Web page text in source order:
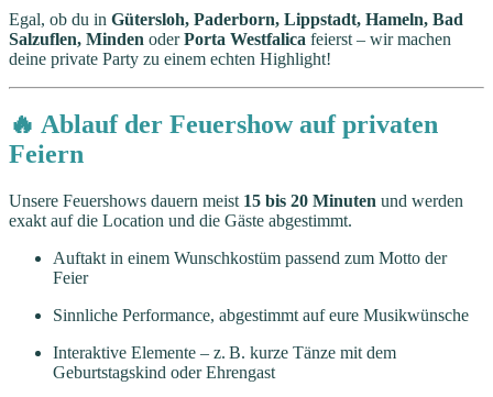
Egal, ob du in Gütersloh, Paderborn, Lippstadt, Hameln, Bad
Salzuflen, Minden oderPorta Westfalica feierst – wir machen
deine private Party zu einem echten Highlight!
🔥 Ablauf der Feuershow auf privaten
Feiern
Unsere Feuershows dauern meist 15 bis 20 Minuten und werden
exakt auf die Location und die Gäste abgestimmt.
Auftakt in einem Wunschkostüm passend zum Motto der
Feier
Sinnliche Performance, abgestimmt auf eure Musikwünsche
Interaktive Elemente – z. B. kurze Tänze mit dem
Geburtstagskind oder Ehrengast